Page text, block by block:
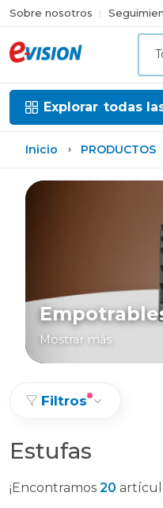
Sobre nosotros
Explorar todas
Inicio PRODUCTOS
Mostrar más
Filtros
Estufas
¡Encontramos 20